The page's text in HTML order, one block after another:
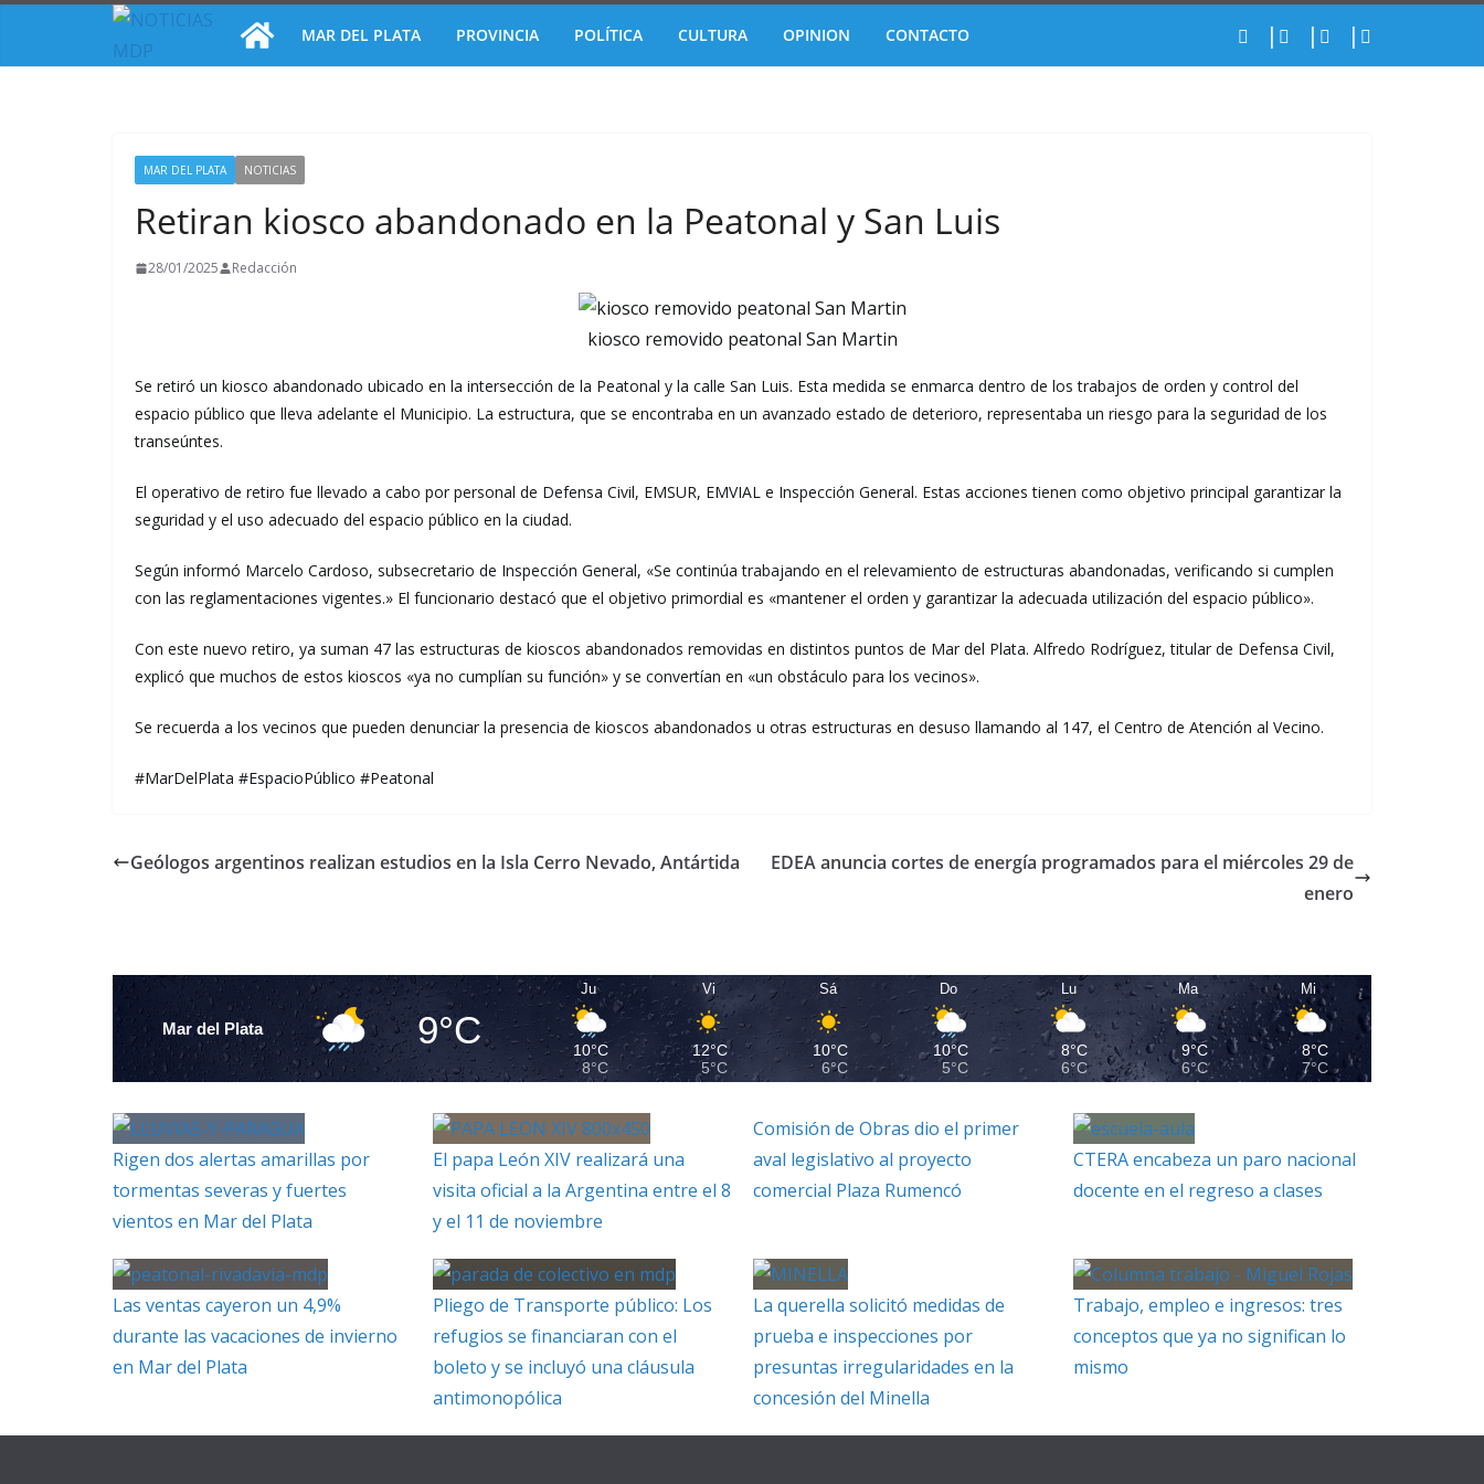
MAR DEL PLATA PROVINCIA POLÍTICA CULTURA OPINION CONTACTO
MAR DEL PLATA NOTICIAS
Retiran kiosco abandonado en la Peatonal y San Luis
28/01/2025 Redacción
kiosco removido peatonal San Martin
Se retiró un kiosco abandonado ubicado en la intersección de la Peatonal y la calle San Luis. Esta medida se enmarca dentro de los trabajos de orden y control del
espacio público que lleva adelante el Municipio. La estructura, que se encontraba en un avanzado estado de deterioro, representaba un riesgo para la seguridad de los
transeúntes.
El operativo de retiro fue llevado a cabo por personal de Defensa Civil, EMSUR, EMVIAL e Inspección General. Estas acciones tienen como objetivo principal garantizar la
seguridad y el uso adecuado del espacio público en la ciudad.
Según informó Marcelo Cardoso, subsecretario de Inspección General, «Se continúa trabajando en el relevamiento de estructuras abandonadas, verificando si cumplen
con las reglamentaciones vigentes.» El funcionario destacó que el objetivo primordial es «mantener el orden y garantizar la adecuada utilización del espacio público».
Con este nuevo retiro, ya suman 47 las estructuras de kioscos abandonados removidas en distintos puntos de Mar del Plata. Alfredo Rodríguez, titular de Defensa Civil,
explicó que muchos de estos kioscos «ya no cumplían su función» y se convertían en «un obstáculo para los vecinos».
Se recuerda a los vecinos que pueden denunciar la presencia de kioscos abandonados u otras estructuras en desuso llamando al 147, el Centro de Atención al Vecino.
#MarDelPlata #EspacioPúblico #Peatonal
Geólogos argentinos realizan estudios en la Isla Cerro Nevado, Antártida
EDEA anuncia cortes de energía programados para el miércoles 29 de
enero
Mar del Plata 9°C
Ju
10°C
8°C
Vi
12°C
5°C
Sá
10°C
6°C
Do
10°C
5°C
Lu
8°C
6°C
Ma
9°C
6°C
Mi
8°C
7°C
Rigen dos alertas amarillas por
tormentas severas y fuertes
vientos en Mar del Plata
El papa León XIV realizará una
visita oficial a la Argentina entre el 8
y el 11 de noviembre
Comisión de Obras dio el primer
aval legislativo al proyecto
comercial Plaza Rumencó
CTERA encabeza un paro nacional
docente en el regreso a clases
Las ventas cayeron un 4,9%
durante las vacaciones de invierno
en Mar del Plata
Pliego de Transporte público: Los
refugios se financiaran con el
boleto y se incluyó una cláusula
antimonopólica
La querella solicitó medidas de
prueba e inspecciones por
presuntas irregularidades en la
concesión del Minella
Trabajo, empleo e ingresos: tres
conceptos que ya no significan lo
mismo